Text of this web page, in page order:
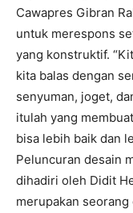
Cawapres Gibran
untuk merespons
yang konstruktif.
kita balas dengan
senyuman, joget,
itulah yang
bisa lebih baik dan
Peluncuran desain
dihadiri oleh Didit
merupakan